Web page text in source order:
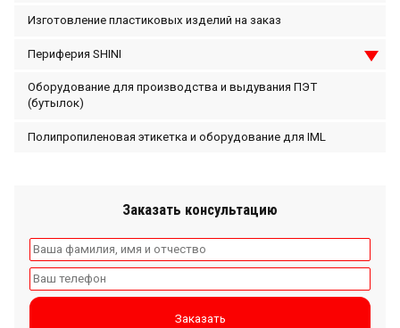
Изготовление пластиковых изделий на заказ
Периферия SHINI
Оборудование для производства и выдувания ПЭТ
(бутылок)
Полипропиленовая этикетка и оборудование для IML
Заказать консультацию
Заказать